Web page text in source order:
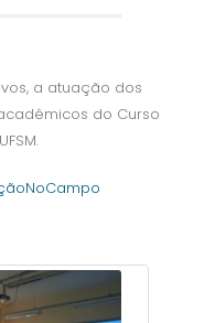
a atuação dos
do Curso